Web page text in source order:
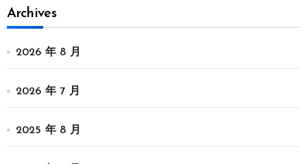
Archives
2026 年 8 月
2026 年 7 月
2025 年 8 月